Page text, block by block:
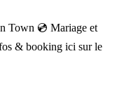
Town 💿 Mariage et
& booking ici sur le